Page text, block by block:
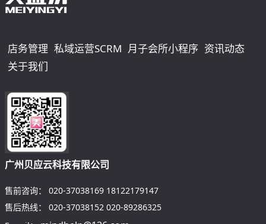
店务管理 私域运营SCRM 月子会所小程序 资讯动态
关于我们
广州贝应云科技有限公司
售前咨询： 020-37038169 18122179147
售后热线：
020-37038152 020-89286325